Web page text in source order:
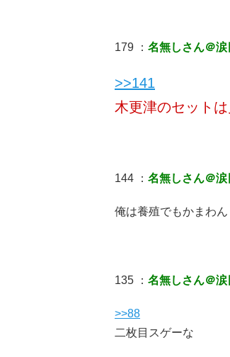
179 ： 名無しさん＠涙
>>141
木更津のセット
144 ： 名無しさん＠涙
俺は養殖でもかまわん
135 ： 名無しさん＠涙
>>88
二枚目スゲーな